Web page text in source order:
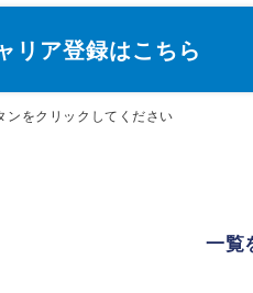
リア登録はこちら
ン をクリックしてください
一覧